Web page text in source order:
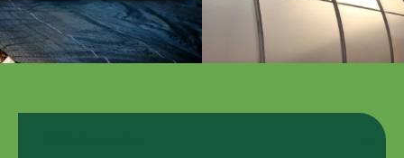
Noticias
Contáctenos